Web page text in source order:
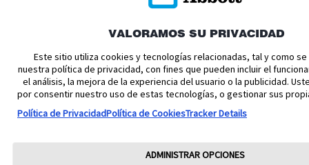
VALORAMOS SU PRIVACIDAD
Este sitio utiliza cookies y tecnologías relacionadas, tal y como
nuestra política de privacidad, con fines que pueden incluir el
el análisis, la mejora de la experiencia del usuario o la publicidad.
por consentir nuestro uso de estas tecnologías, o gestionar sus
Política de PrivacidadPolítica de CookiesTracker Details
ADMINISTRAR OPCIONES